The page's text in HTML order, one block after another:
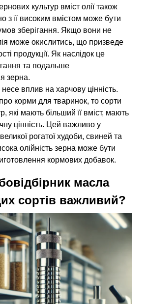
культур вміст олії також
з її високим вмістом може бути
зберігання. Якщо вони не
може окислитись, що призведе
продукції. Як наслідок це
та подальше
зерна.
несе вплив на харчову цінність.
корми для тваринок, то сорти
які мають більший її вміст, мають
цінність. Цей важливо у
рогатої худоби, свиней та
олійність зерна може бути
кормових добавок.
масла
сортів важливий?